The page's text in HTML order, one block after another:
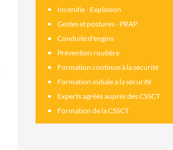
Incendie - Explosion
Gestes et postures - PRAP
Conduite d'engins
Prévention routière
Formation continue à la sécurité
Formation initiale à la sécurité
Experts agréés auprés des CSSCT
Formation de la CSSCT